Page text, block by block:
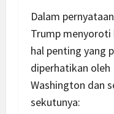
Dalam
Trump menyoroti
hal penting yang
diperhatikan oleh
Washington dan
sekutunya: